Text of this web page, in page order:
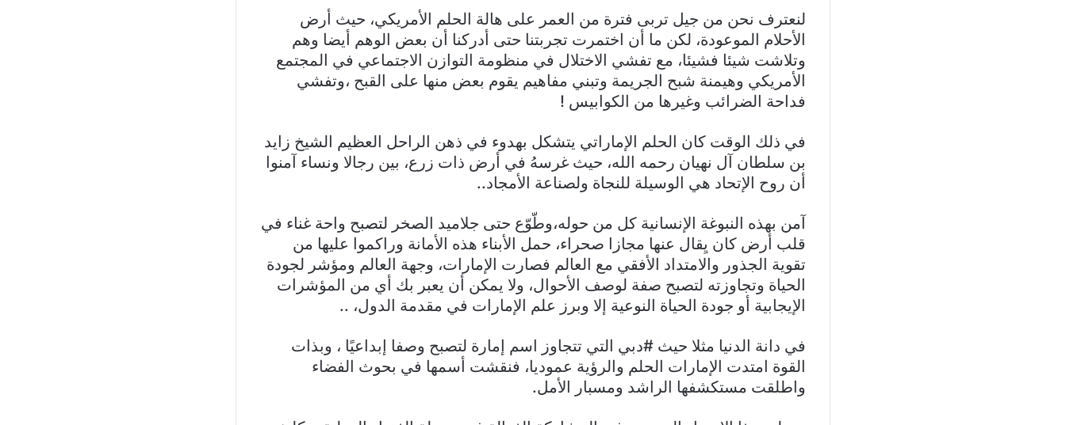
لنعترف نحن من جيل تربى فترة من العمر على هالة الحلم الأمريكي، حيث أرض
الأحلام الموعودة، لكن ما أن اختمرت تجربتنا حتى أدركنا أن بعض الوهم أيضا وهم
وتلاشت شيئا فشيئا، مع تفشي الاختلال في منظومة التوازن الاجتماعي في المجتمع
الأمريكي وهيمنة شبح الجريمة وتبني مفاهيم يقوم بعض منها على القبح ،وتفشي
فداحة الضرائب وغيرها من الكوابيس !
في ذلك الوقت كان الحلم الإماراتي يتشكل بهدوء في ذهن الراحل العظيم الشيخ زايد
بن سلطان آل نهيان رحمه الله، حيث غرسهُ في أرض ذات زرع، بين رجالا ونساء آمنوا
أن روح الإتحاد هي الوسيلة للنجاة ولصناعة الأمجاد..
آمن بهذه النبوغة الإنسانية كل من حوله،وطّوّع حتى جلاميد الصخر لتصبح واحة غناء في
قلب أرض كان يِقال عنها مجازا صحراء، حمل الأبناء هذه الأمانة وراكموا عليها من
تقوية الجذور والامتداد الأفقي مع العالم فصارت الإمارات، وجهة العالم ومؤشر لجودة
الحياة وتجاوزته لتصبح صفة لوصف الأحوال، ولا يمكن أن يعبر بك أي من المؤشرات
الإيجابية أو جودة الحياة النوعية إلا وبرز علم الإمارات في مقدمة الدول، ..
في دانة الدنيا مثلا حيث #دبي التي تتجاوز اسم إمارة لتصبح وصفا إبداعيًا ، وبذات
القوة امتدت الإمارات الحلم والرؤية عموديا، فنقشت أسمها في بحوث الفضاء
واطلقت مستكشفها الراشد ومسبار الأمل.